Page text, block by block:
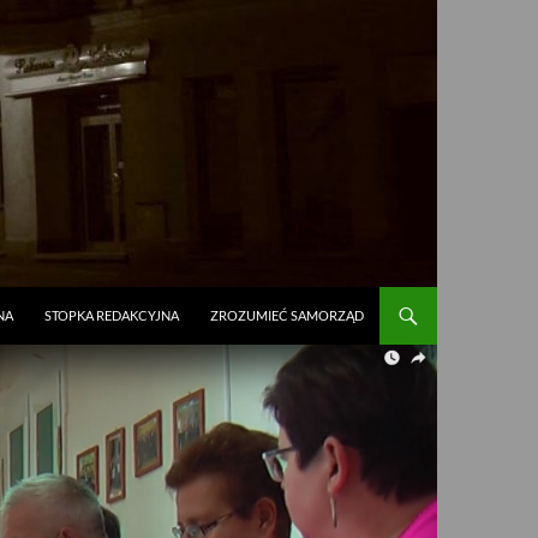
STOPKA REDAKCYJNA ZROZUMIEĆ SAMORZĄD